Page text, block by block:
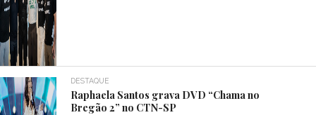
DESTAQUE
Raphaela Santos grava DVD “Chama no
Bregão 2” no CTN-SP